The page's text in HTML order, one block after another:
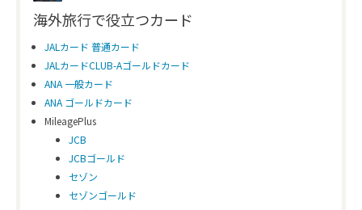
海外旅行で役立つカード
JALカード 普通カード
JALカードCLUB-Aゴールドカード
ANA 一般カード
ANA ゴールドカード
MileagePlus
JCB
JCBゴールド
セゾン
セゾンゴールド